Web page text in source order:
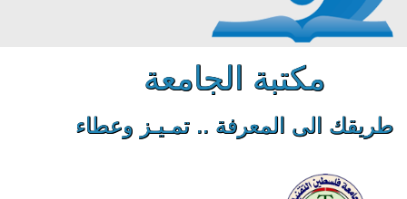
مكتبة الجامعة
طريقك الى المعرفة .. تمـيـز وعطاء